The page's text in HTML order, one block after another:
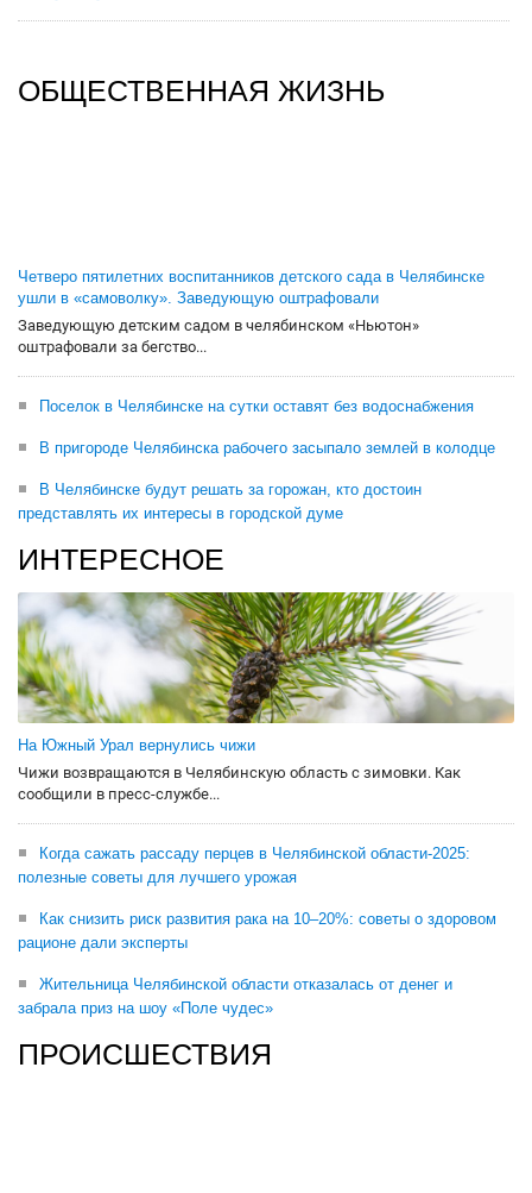
ОБЩЕСТВЕННАЯ ЖИЗНЬ
Четверо пятилетних воспитанников детского сада в Челябинске
ушли в «самоволку». Заведующую оштрафовали
Заведующую детским садом в челябинском «Ньютон»
оштрафовали за бегство...
Поселок в Челябинске на сутки оставят без водоснабжения
В пригороде Челябинска рабочего засыпало землей в колодце
В Челябинске будут решать за горожан, кто достоин
представлять их интересы в городской думе
ИНТЕРЕСНОЕ
На Южный Урал вернулись чижи
Чижи возвращаются в Челябинскую область с зимовки. Как
сообщили в пресс-службе...
Когда сажать рассаду перцев в Челябинской области-2025:
полезные советы для лучшего урожая
Как снизить риск развития рака на 10–20%: советы о здоровом
рационе дали эксперты
Жительница Челябинской области отказалась от денег и
забрала приз на шоу «Поле чудес»
ПРОИСШЕСТВИЯ